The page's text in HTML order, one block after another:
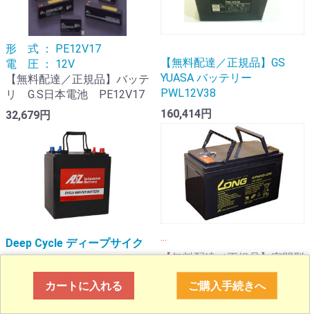
形 式 ： PE12V17
電 圧 ： 12V
【無料配達／正規品】バッテ
リ G.S日本電池 PE12V17
32,679円
【無料配達／正規品】GS
YUASA バッテリー
PWL12V38
160,414円
Deep Cycle ディープサイク
ル
密閉型 サイクルバッテリー
...
【無料配達／正規品】密閉型
サイクルバッテリー LONG /
sealed型 KPH110-12N / 12V
110Ah
カートに入れる ご購入手続きへ